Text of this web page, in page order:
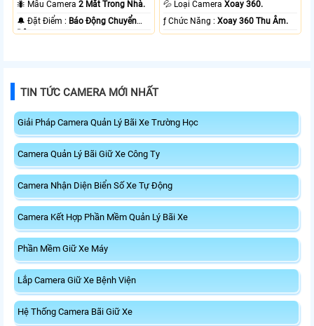
🐜 Mẫu Camera2 Mắt Trong Nhà.
️🔔 Đặt Điểm : Báo Động Chuyển
Động.
💦 Loại CameraXoay 360.
️ƒ Chức Năng :Xoay 360 Thu Âm.
TIN TỨC CAMERA MỚI NHẤT
Giải Pháp Camera Quản Lý Bãi Xe Trường Học
Camera Quản Lý Bãi Giữ Xe Công Ty
Camera Nhận Diện Biển Số Xe Tự Động
Camera Kết Hợp Phần Mềm Quản Lý Bãi Xe
Phần Mềm Giữ Xe Máy
Lắp Camera Giữ Xe Bệnh Viện
Hệ Thống Camera Bãi Giữ Xe